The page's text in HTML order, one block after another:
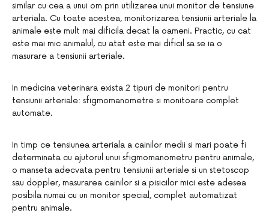
similar cu cea a unui om prin utilizarea unui monitor de tensiune
arteriala. Cu toate acestea, monitorizarea tensiunii arteriale la
animale este mult mai dificila decat la oameni. Practic, cu cat
este mai mic animalul, cu atat este mai dificil sa se ia o
masurare a tensiunii arteriale.
In medicina veterinara exista 2 tipuri de monitori pentru
tensiunii arteriale: sfigmomanometre si monitoare complet
automate.
In timp ce tensiunea arteriala a cainilor medii si mari poate fi
determinata cu ajutorul unui sfigmomanometru pentru animale,
o manseta adecvata pentru tensiunii arteriale si un stetoscop
sau doppler, masurarea cainilor si a pisicilor mici este adesea
posibila numai cu un monitor special, complet automatizat
pentru animale.